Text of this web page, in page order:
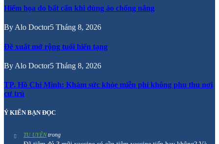
Hiểm họa do bất cẩn khi dùng áo chống nắng
By Alo Doctor5 Tháng 8, 2026
Đề xuất mở rộng tuổi hiến tạng
By Alo Doctor5 Tháng 8, 2026
TP. Hồ Chí Minh: Khám sức khỏe miễn phí không phụ thu nơi
cư trú
Ý KIẾN BẠN ĐỌC
TU UYÊNtrong